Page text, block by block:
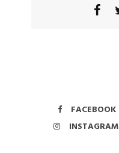
FACEBOOK
INSTAGRAM